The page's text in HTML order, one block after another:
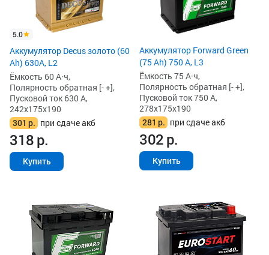
5.0
Аккумулятор Decus золото (60
Ah) 630A, L2
Ёмкость 60 А·ч,
Полярность обратная [- +],
Пусковой ток 630 А,
242x175x190
301 р. при сдаче акб
318р.
Купить
Аккумулятор Forward Green
(75 Ah) 750 А, L3
Ёмкость 75 А·ч,
Полярность обратная [- +],
Пусковой ток 750 А,
278x175x190
281 р. при сдаче акб
302р.
Купить